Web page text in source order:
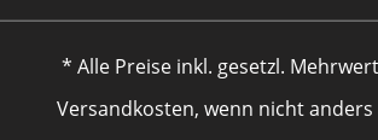
* Alle Preise inkl. gesetzl.
Versandkosten, wenn nicht anders